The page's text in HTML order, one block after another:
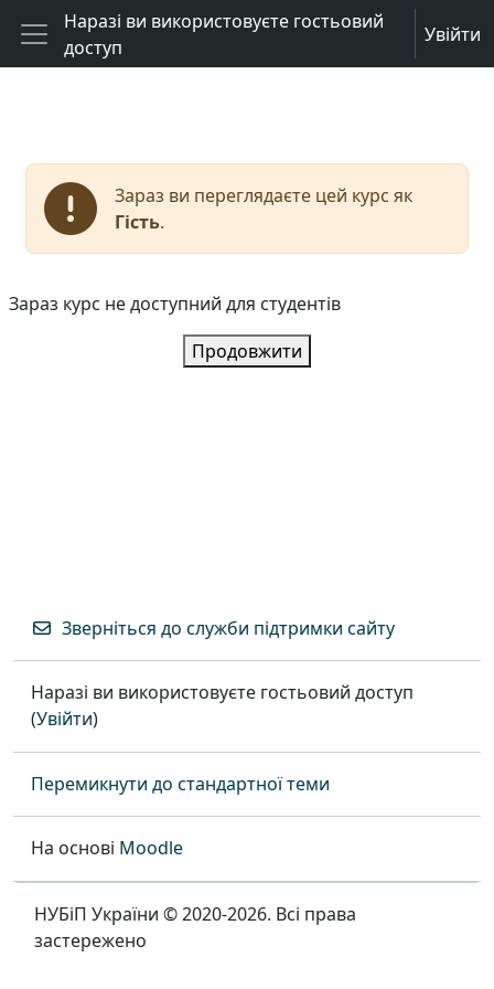
Перейти до головного вмісту
Бокова панель
Наразі ви використовуєте гостьовий
доступ
Увійти
Зараз ви переглядаєте цей курс як
Гість.
Зараз курс не доступний для студентів
Продовжити
Зверніться до служби підтримки сайту
Наразі ви використовуєте гостьовий доступ
(Увійти)
Перемикнути до стандартної теми
На основі Moodle
НУБіП України © 2020-2026. Всі права
застережено